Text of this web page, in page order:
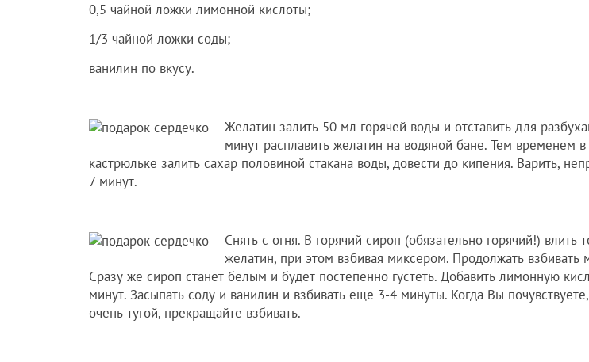
0,5 чайной ложки лимонной кислоты;
1/3 чайной ложки соды;
ванилин по вкусу.
Желатин залить 50 мл горячей воды и отставить для
минут расплавить желатин на водяной бане. Тем временем
кастрюльке залить сахар половиной стакана воды, довести до кипения. Варить,
7 минут.
Снять с огня. В горячий сироп (обязательно горячий!) влить
желатин, при этом взбивая миксером. Продолжать взбивать
Сразу же сироп станет белым и будет постепенно густеть. Добавить лимонную
минут. Засыпать соду и ванилин и взбивать еще 3-4 минуты. Когда Вы
очень тугой, прекращайте взбивать.